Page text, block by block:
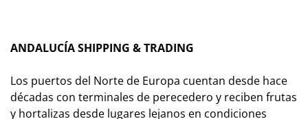
ANDALUCÍA SHIPPING & TRADING
Los puertos del Norte de Europa cuentan desde hace
décadas con terminales de perecedero y reciben frutas
y hortalizas desde lugares lejanos en condiciones